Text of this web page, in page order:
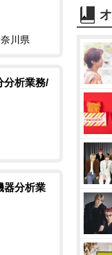
川県
分析業務/
器分析業